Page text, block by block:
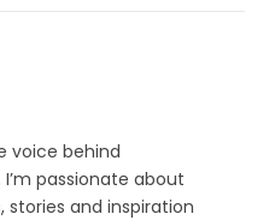
voice behind
passionate about
stories and inspiration